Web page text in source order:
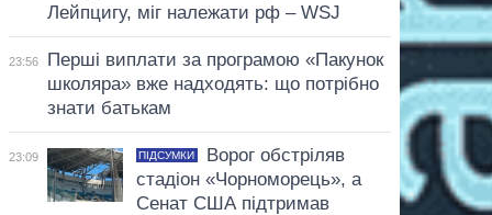
Лейпцигу, міг належати рф – WSJ
23:56
Перші виплати за програмою «Пакунок
школяра» вже надходять: що потрібно
знати батькам
23:09 ПІДСУМКИ
Ворог обстріляв
стадіон «Чорноморець», а
Сенат США підтримав